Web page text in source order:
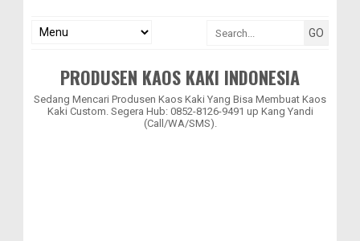
PRODUSEN KAOS KAKI INDONESIA
Sedang Mencari Produsen Kaos Kaki Yang Bisa Membuat Kaos
Kaki Custom. Segera Hub: 0852-8126-9491 up Kang Yandi
(Call/WA/SMS).